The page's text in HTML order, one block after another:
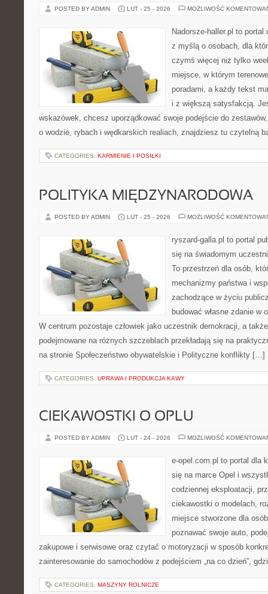
POSTED BY ADMIN LUT - 25 - 2026 MOŻLIWOŚĆ
Nadorsze-haller.pl to portal
z myślą o osobach, dla
czymś więcej niż tylko
miejsce, w którym
poradami, a każdy tekst
i z większą satysfakcją.
wskazówek, chcesz uporządkować swoje podejście do
o wodzie, rybach i wędkarskich realiach, znajdziesz tu czytelną
CATEGORIES: KARMIENIE I POSIŁKI
POLITYKA MIĘDZYNARODOWA
POSTED BY ADMIN LUT - 25 - 2026 MOŻLIWOŚĆ
ryszard-galla.pl to portal
się na świadomym
To przestrzeń dla osób,
mechanizmy państwa i
zachodzące w życiu
budować własne zdanie w
W centrum pozostaje człowiek jako uczestnik demokracji, a
podejmowane na różnych szczeblach przekładają się na
na stronie Społeczeństwo obywatelskie i Polityczne konflikty […]
CATEGORIES: UPRAWA I PRODUKCJA KAWY
CIEKAWOSTKI O OPLU
POSTED BY ADMIN LUT - 24 - 2026 MOŻLIWOŚĆ
e-opel.com.pl to portal dla
się na marce Opel i
codziennej eksploatacji,
ciekawostki o modelach,
miejsce stworzone dla
poznawać swoje auto,
zakupowe i serwisowe oraz czytać o motoryzacji w sposób
zainteresowanie do samochodów z podejściem „na co dzień”,
CATEGORIES: MASZYNY ROLNICZE